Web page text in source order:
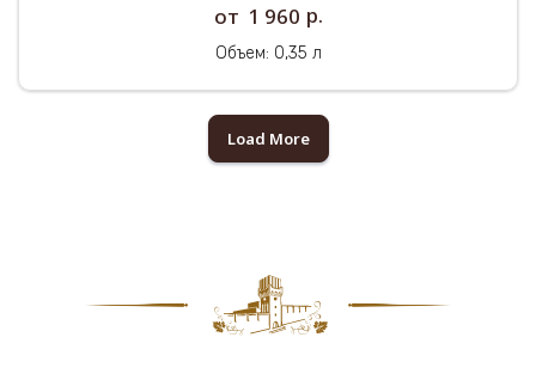
1 960 р.
Объем: 0,35 л
Load More